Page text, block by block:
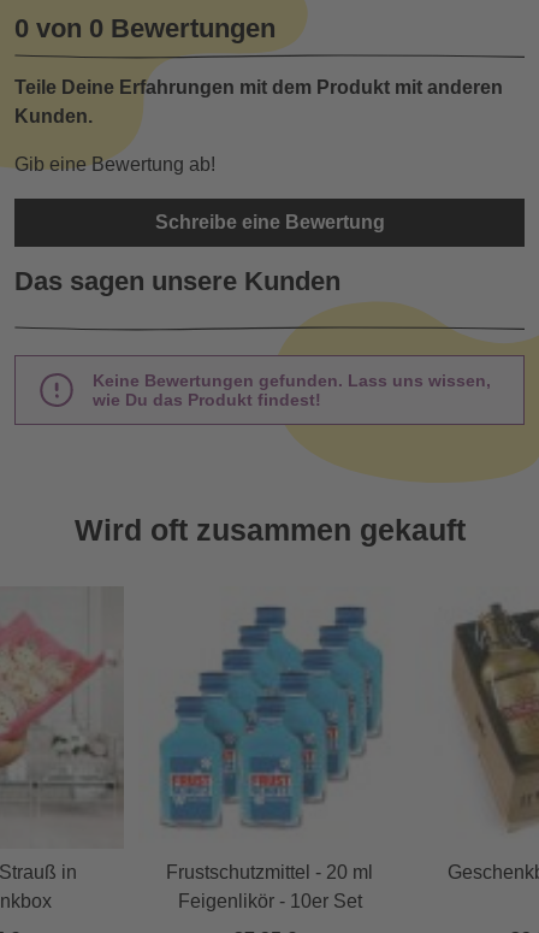
0 von 0 Bewertungen
Teile Deine Erfahrungen mit dem Produkt mit anderen
Kunden.
Gib eine Bewertung ab!
Schreibe eine Bewertung
Das sagen unsere Kunden
Keine Bewertungen gefunden. Lass uns wissen,
wie Du das Produkt findest!
Wird oft zusammen gekauft
in
Frustschutzmittel - 20 ml
Feigenlikör - 10er Set